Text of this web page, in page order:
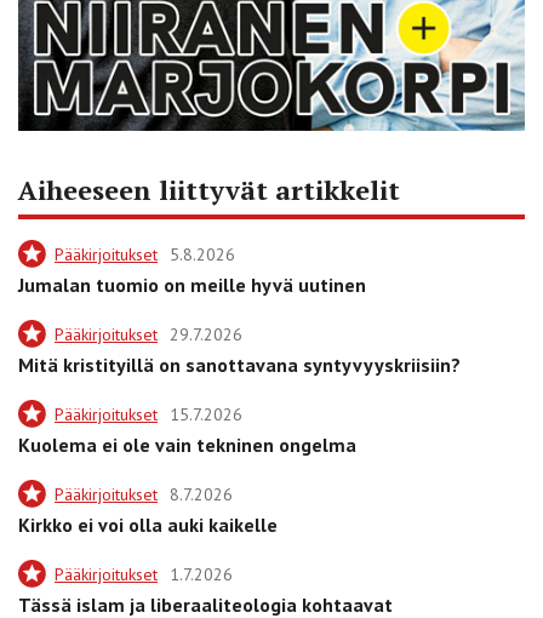
Aiheeseen liittyvät artikkelit
Pääkirjoitukset 5.8.2026
Jumalan tuomio on meille hyvä uutinen
Pääkirjoitukset 29.7.2026
Mitä kristityillä on sanottavana syntyvyyskriisiin?
Pääkirjoitukset 15.7.2026
Kuolema ei ole vain tekninen ongelma
Pääkirjoitukset 8.7.2026
Kirkko ei voi olla auki kaikelle
Pääkirjoitukset 1.7.2026
Tässä islam ja liberaaliteologia kohtaavat